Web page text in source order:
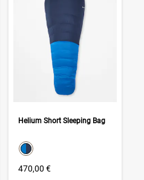
Helium Short Sleeping Bag
color swatch
Select color
470,00 €